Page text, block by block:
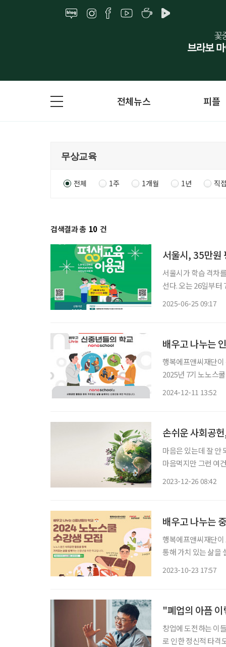
전체뉴스 피플
전체 1주 1개월 1년 직
검색결과 총 10 건
서울시, 35만원
서울시가 학습 격차
선다. 오는 26일부터
2025-06-25 09:17
배우고 나누는
행복에프앤씨재단이
2025년 7기 노노스
2024-12-11 13:52
손쉬운 사회공
마음은 있는데 잘 안
마음먹지만 그런 여
2023-12-26 08:42
배우고 나누는
행복에프앤씨재단
통해 가치 있는 삶을 설계하는 신중
2023-10-23 17:57
"폐업의 아픔
창업에 도전하는 이
로 인한 정신적 타격